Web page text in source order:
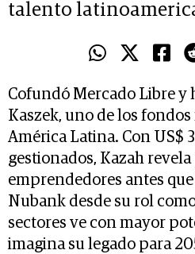
talento
Cofundó Mercado Libre y
Kaszek, uno de los
América Latina. Con US$
gestionados, Kazah
emprendedores antes
Nubank desde su rol
sectores ve con mayor
imagina su legado para